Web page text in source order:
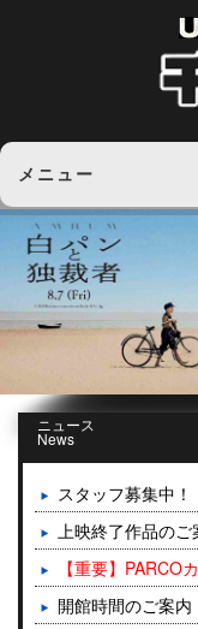
メニュー
ニュース
News
スタッフ募集中！
上映終了作品のご
【重要】PARCO
開館時間のご案内